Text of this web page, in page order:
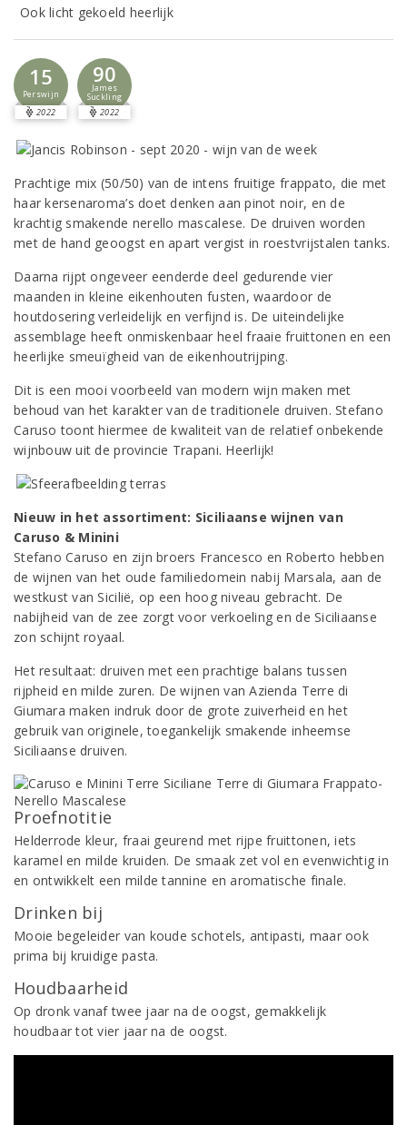
Ook licht gekoeld heerlijk
15
Perswijn
2022
90
James
Suckling
2022
Prachtige mix (50/50) van de intens fruitige frappato, die met
haar kersenaroma’s doet denken aan pinot noir, en de
krachtig smakende nerello mascalese. De druiven worden
met de hand geoogst en apart vergist in roestvrijstalen tanks.
Daarna rijpt ongeveer eenderde deel gedurende vier
maanden in kleine eikenhouten fusten, waardoor de
houtdosering verleidelijk en verfijnd is. De uiteindelijke
assemblage heeft onmiskenbaar heel fraaie fruittonen en een
heerlijke smeuïgheid van de eikenhoutrijping.
Dit is een mooi voorbeeld van modern wijn maken met
behoud van het karakter van de traditionele druiven. Stefano
Caruso toont hiermee de kwaliteit van de relatief onbekende
wijnbouw uit de provincie Trapani. Heerlijk!
Nieuw in het assortiment: Siciliaanse wijnen van
Caruso & Minini
Stefano Caruso en zijn broers Francesco en Roberto hebben
de wijnen van het oude familiedomein nabij Marsala, aan de
westkust van Sicilië, op een hoog niveau gebracht. De
nabijheid van de zee zorgt voor verkoeling en de Siciliaanse
zon schijnt royaal.
Het resultaat: druiven met een prachtige balans tussen
rijpheid en milde zuren. De wijnen van Azienda Terre di
Giumara maken indruk door de grote zuiverheid en het
gebruik van originele, toegankelijk smakende inheemse
Siciliaanse druiven.
Proefnotitie
Helderrode kleur, fraai geurend met rijpe fruittonen, iets
karamel en milde kruiden. De smaak zet vol en evenwichtig in
en ontwikkelt een milde tannine en aromatische finale.
Drinken bij
Mooie begeleider van koude schotels, antipasti, maar ook
prima bij kruidige pasta.
Houdbaarheid
Op dronk vanaf twee jaar na de oogst, gemakkelijk
houdbaar tot vier jaar na de oogst.